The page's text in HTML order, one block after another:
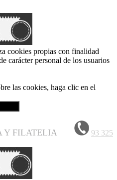
cookies propias con finalidad
carácter personal de los usuarios
las cookies, haga clic en el
Y FILATELIA
93 325